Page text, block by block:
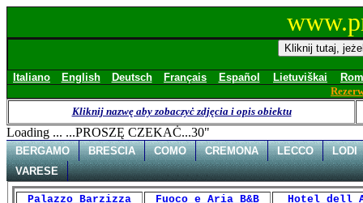
Italiano English Deutsch Français Español Lietuviškai
Kliknij nazwę aby zobaczyċ zdjęcia i opis obiektu
Loading ... ...PROSZĘ CZEKAĊ...30"
BERGAMO BRESCIA COMO CREMONA LECCO
LODI
VARESE
Palazzo Barzizza Fuoco e Aria B&B Hotel dell